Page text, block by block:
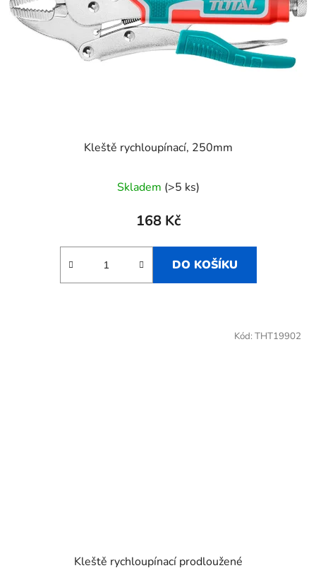
Kleště rychloupínací, 250mm
Skladem (>5 ks)
168 Kč
DO KOŠÍKU
Kleště rychloupínací prodloužené
Kód: THT19902